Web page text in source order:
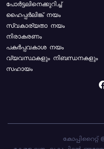
പോര്‍ട്ടലിനെക്കുറിച്ച്
ഹൈപ്പർലിങ്ക് നയം
സ്വകാര്യതാ നയം
നിരാകരണം
പകർപ്പവകാശ നയം
വ്യവസ്ഥകളും നിബന്ധനകളും
സഹായം
കോപ്പിറൈറ്റ്